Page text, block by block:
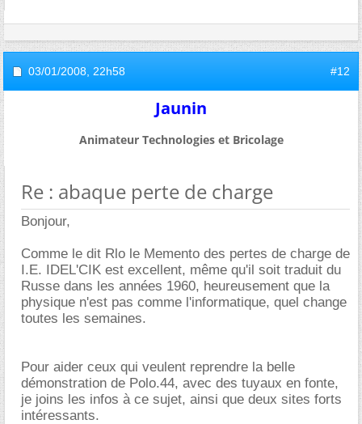
03/01/2008, 22h58 #12
Jaunin
Animateur Technologies et Bricolage
Re : abaque perte de charge
Bonjour,
Comme le dit Rlo le Memento des pertes de charge de
I.E. IDEL'CIK est excellent, même qu'il soit traduit du
Russe dans les années 1960, heureusement que la
physique n'est pas comme l'informatique, quel change
toutes les semaines.
Pour aider ceux qui veulent reprendre la belle
démonstration de Polo.44, avec des tuyaux en fonte,
je joins les infos à ce sujet, ainsi que deux sites forts
intéressants.